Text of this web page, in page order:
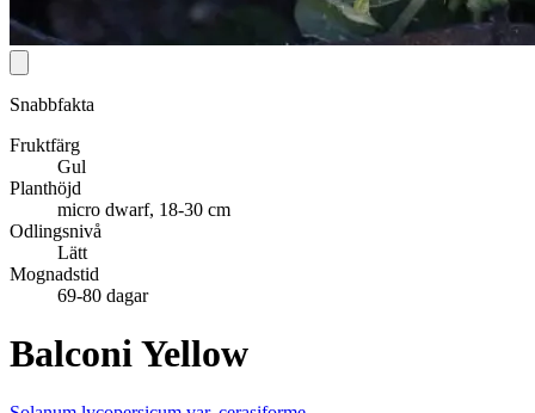
Snabbfakta
Fruktfärg
Gul
Planthöjd
micro dwarf, 18-30 cm
Odlingsnivå
Lätt
Mognadstid
69-80 dagar
Balconi Yellow